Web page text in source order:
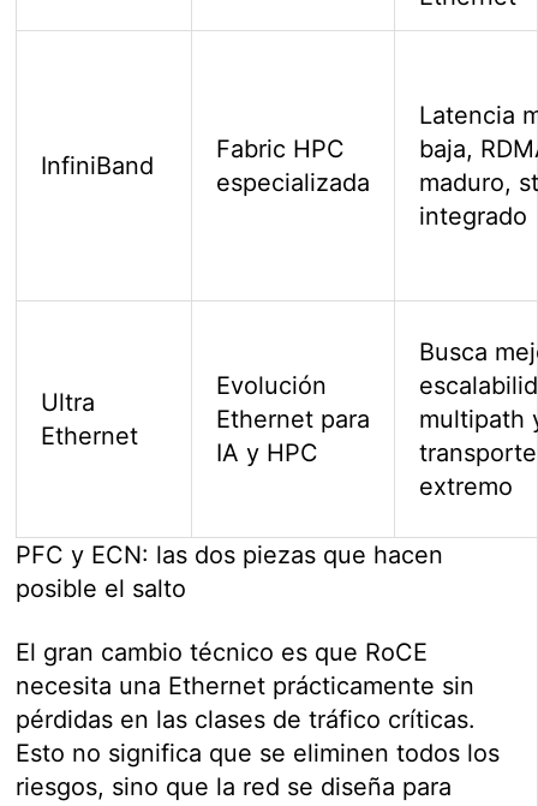
InfiniBand
Fabric HPC
especializada
Latencia
baja,
maduro,
integrado
Ultra
Ethernet
Evolución
Ethernet para
IA y HPC
Busca
multipath
transporte
extremo
PFC y ECN: las dos piezas que hacen
posible el salto
El gran cambio técnico es que RoCE
necesita una Ethernet prácticamente sin
pérdidas en las clases de tráfico críticas.
Esto no significa que se eliminen todos los
riesgos, sino que la red se diseña para